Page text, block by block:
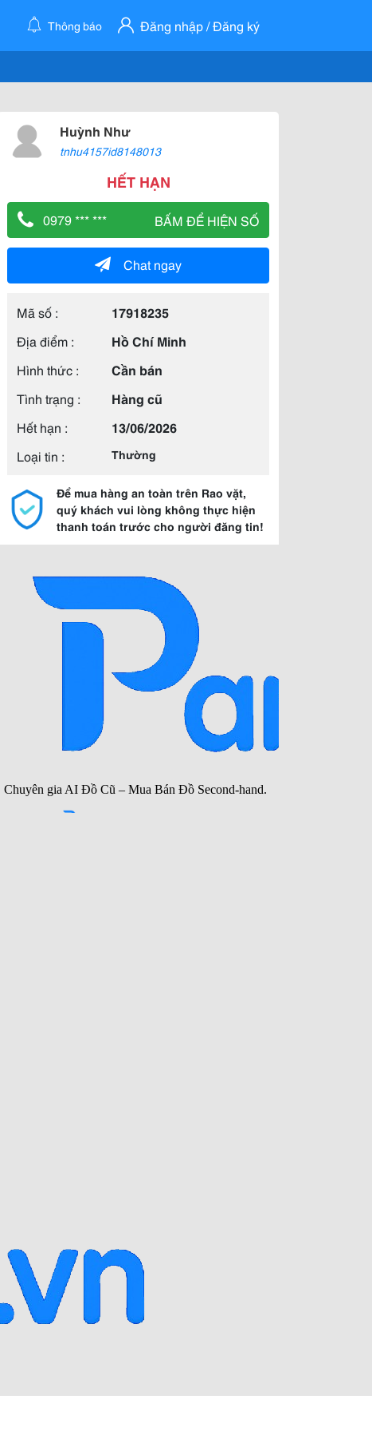
Thông báo Đăng nhập / Đăng ký
Huỳnh Như
tnhu4157id8148013
HẾT HẠN
0979 *** *** BẤM ĐỂ HIỆN SỐ
Chat ngay
Mã số :
17918235
Địa điểm :
Hồ Chí Minh
Hình thức :
Cần bán
Tình trạng :
Hàng cũ
Hết hạn :
13/06/2026
Loại tin :
Thường
Để mua hàng an toàn trên Rao vặt,
quý khách vui lòng không thực hiện
thanh toán trước cho người đăng tin!